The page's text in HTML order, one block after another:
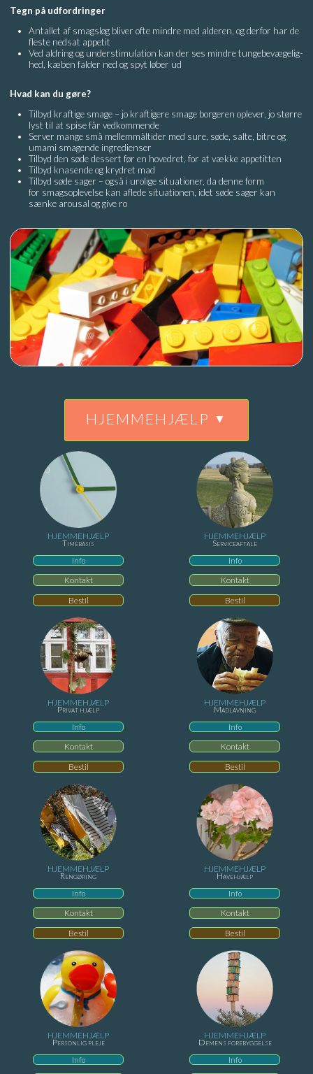
Tegn på udfordringer
Antallet af smagsløg bliver ofte mindre med alderen, og derfor har de
fleste nedsat appetit
Ved aldring og understimulation kan der ses mindre tungebevægelig-
hed, kæben falder ned og spyt løber ud
Hvad kan du gøre?
Tilbyd kraftige smage – jo kraftigere smage borgeren oplever, jo større
lyst til at spise får vedkommende
Server mange små mellemmåltider med sure, søde, salte, bitre og
umami smagende ingredienser
Tilbyd den søde dessert før en hovedret, for at vække appetitten
Tilbyd knasende og krydret mad
Tilbyd søde sager – også i urolige situationer, da denne form
for smagsoplevelse kan aflede situationen, idet søde sager kan
sænke arousal og give ro
HJEMMEHJÆLP
HJEMMEHJÆLP
Timebasis
Info
Kontakt
Bestil
HJEMMEHJÆLP
Serviceaftale
Info
Kontakt
Bestil
HJEMMEHJÆLP
Privat hjælp
Info
Kontakt
Bestil
HJEMMEHJÆLP
Madlavning
Info
Kontakt
Bestil
HJEMMEHJÆLP
Rengøring
Info
Kontakt
Bestil
HJEMMEHJÆLP
Havehjælp
Info
Kontakt
Bestil
HJEMMEHJÆLP
Personlig pleje
Info
HJEMMEHJÆLP
Demens forebyggelse
Info